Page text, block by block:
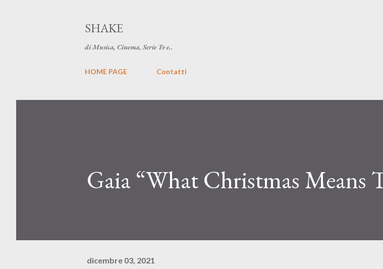
SHAKE
di Musica, Cinema, Serie Tv e..
HOME PAGE Contatti
Gaia “What Christmas Means
dicembre 03, 2021